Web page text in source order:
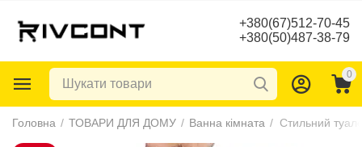
+380(67)512-70-45
+380(50)487-38-79
0
Головна / ТОВАРИ ДЛЯ ДОМУ / Ванна кімната /